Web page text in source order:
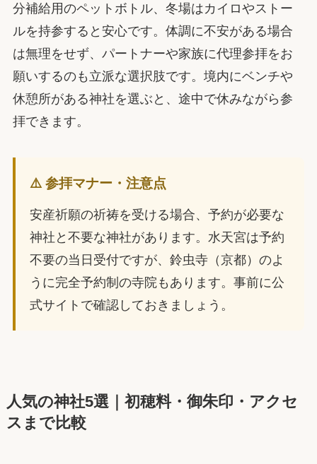
分補給用のペットボトル、冬場はカイロやストー
ルを持参すると安心です。体調に不安がある場合
は無理をせず、パートナーや家族に代理参拝をお
願いするのも立派な選択肢です。境内にベンチや
休憩所がある神社を選ぶと、途中で休みながら参
拝できます。
⚠️ 参拝マナー・注意点
安産祈願の祈祷を受ける場合、予約が必要な
神社と不要な神社があります。水天宮は予約
不要の当日受付ですが、鈴虫寺（京都）のよ
うに完全予約制の寺院もあります。事前に公
式サイトで確認しておきましょう。
人気の神社5選｜初穂料・御朱印・アクセ
スまで比較